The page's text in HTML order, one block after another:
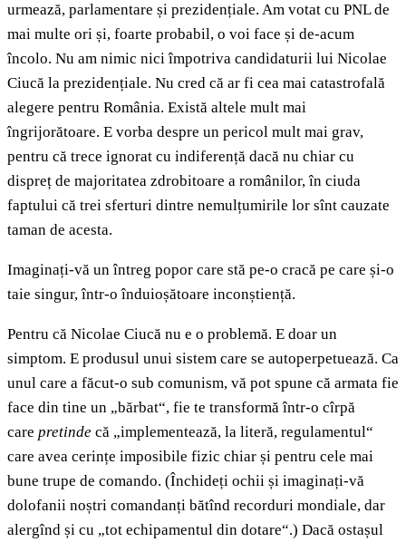
urmează, parlamentare și prezidențiale. Am votat cu PNL de
mai multe ori și, foarte probabil, o voi face și de-acum
încolo. Nu am nimic nici împotriva candidaturii lui Nicolae
Ciucă la prezidențiale. Nu cred că ar fi cea mai catastrofală
alegere pentru România. Există altele mult mai
îngrijorătoare. E vorba despre un pericol mult mai grav,
pentru că trece ignorat cu indiferență dacă nu chiar cu
dispreț de majoritatea zdrobitoare a românilor, în ciuda
faptului că trei sferturi dintre nemulțumirile lor sînt cauzate
taman de acesta.
Imaginați-vă un întreg popor care stă pe-o cracă pe care și-o
taie singur, într-o înduioșătoare inconștiență.
Pentru că Nicolae Ciucă nu e o problemă. E doar un
simptom. E produsul unui sistem care se autoperpetuează. Ca
unul care a făcut-o sub comunism, vă pot spune că armata fie
face din tine un „bărbat“, fie te transformă într-o cîrpă
care pretinde că „implementează, la literă, regulamentul“
care avea cerințe imposibile fizic chiar și pentru cele mai
bune trupe de comando. (Închideți ochii și imaginați-vă
dolofanii noștri comandanți bătînd recorduri mondiale, dar
alergînd și cu „tot echipamentul din dotare“.) Dacă ostașul